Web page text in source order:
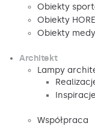
Obiekty
Obiekty
Obiekty
Architekt
Lampy
Inspiracje
Współpraca